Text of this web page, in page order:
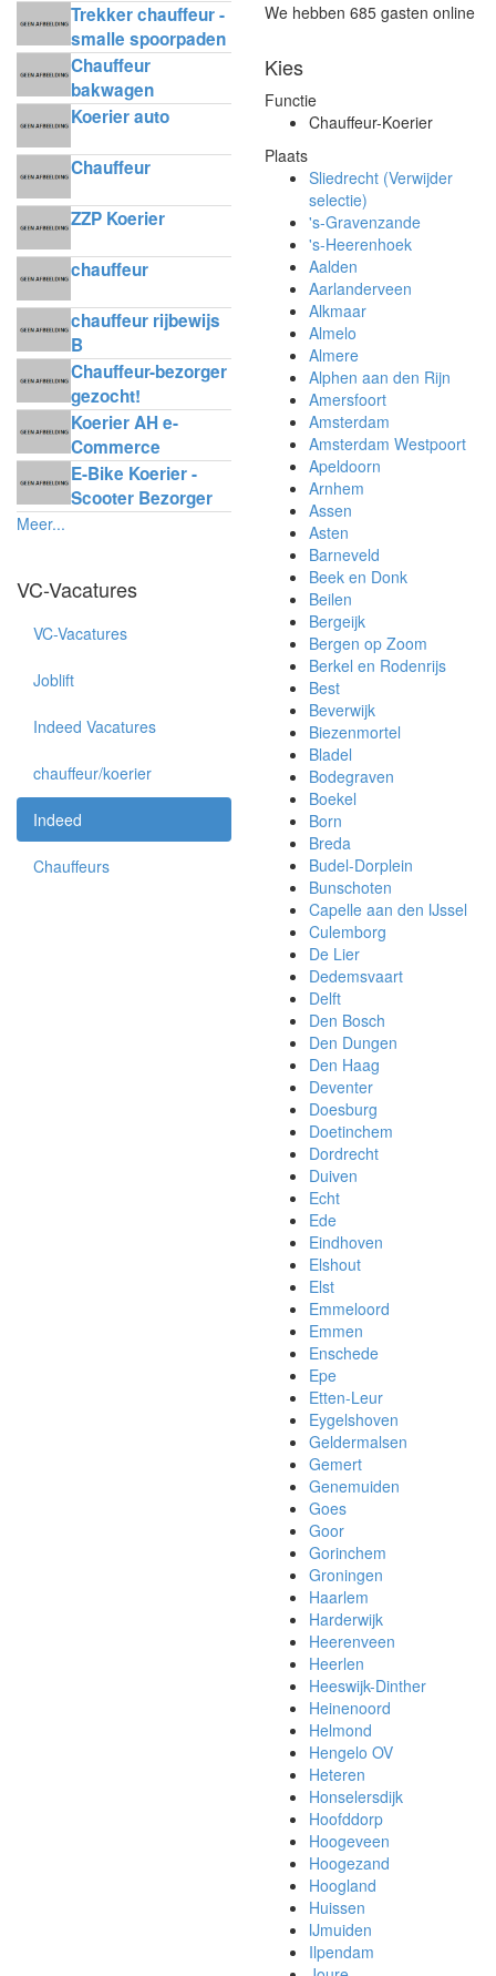
Trekker chauffeur -
smalle spoorpaden
Chauffeur
bakwagen
horecadistributie
Koerier auto
Chauffeur
ZZP Koerier
chauffeur
chauffeur rijbewijs
B
Chauffeur-bezorger
gezocht!
Koerier AH e-
Commerce
Delivery
E-Bike Koerier -
Scooter Bezorger
Meer...
VC-Vacatures
VC-Vacatures
Joblift
Indeed Vacatures
chauffeur/koerier
Indeed
Chauffeurs
We hebben 685 gasten online
Kies
Functie
Chauffeur-Koerier
Plaats
Sliedrecht (Verwijder
selectie)
's-Gravenzande
's-Heerenhoek
Aalden
Aarlanderveen
Alkmaar
Almelo
Almere
Alphen aan den Rijn
Amersfoort
Amsterdam
Amsterdam Westpoort
Apeldoorn
Arnhem
Assen
Asten
Barneveld
Beek en Donk
Beilen
Bergeijk
Bergen op Zoom
Berkel en Rodenrijs
Best
Beverwijk
Biezenmortel
Bladel
Bodegraven
Boekel
Born
Breda
Budel-Dorplein
Bunschoten
Capelle aan den IJssel
Culemborg
De Lier
Dedemsvaart
Delft
Den Bosch
Den Dungen
Den Haag
Deventer
Doesburg
Doetinchem
Dordrecht
Duiven
Echt
Ede
Eindhoven
Elshout
Elst
Emmeloord
Emmen
Enschede
Epe
Etten-Leur
Eygelshoven
Geldermalsen
Gemert
Genemuiden
Goes
Goor
Gorinchem
Groningen
Haarlem
Harderwijk
Heerenveen
Heerlen
Heeswijk-Dinther
Heinenoord
Helmond
Hengelo OV
Heteren
Honselersdijk
Hoofddorp
Hoogeveen
Hoogezand
Hoogland
Huissen
IJmuiden
Ilpendam